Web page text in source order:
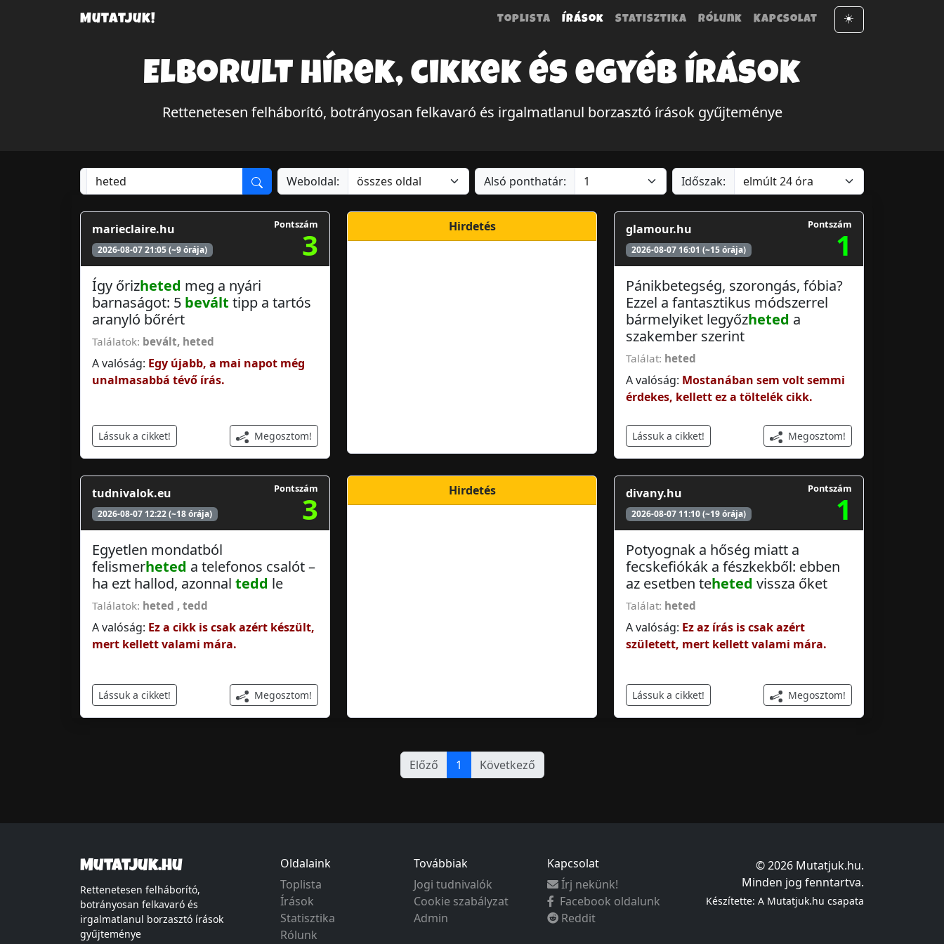
Mutatjuk! Toplista Írások Statisztika Rólunk Kapcsolat ☀️
Elborult hírek, cikkek és egyéb írások
Rettenetesen felháborító, botrányosan felkavaró és irgalmatlanul borzasztó írások gyűjteménye
Weboldal: Alsó ponthatár: Időszak:
marieclaire.hu
2026-08-07 21:05 (~9 órája)
Pontszám
3
Így őrizheted meg a nyári
barnaságot: 5 bevált tipp a tartós
aranyló bőrért
Találatok: bevált, heted
A valóság: Egy újabb, a mai napot még
unalmasabbá tévő írás.
Lássuk a cikket! Megosztom!
Hirdetés glamour.hu
2026-08-07 16:01 (~15 órája)
Pontszám
1
Pánikbetegség, szorongás, fóbia?
Ezzel a fantasztikus módszerrel
bármelyiket legyőzheted a
szakember szerint
Találat: heted
A valóság: Mostanában sem volt semmi
érdekes, kellett ez a töltelék cikk.
Lássuk a cikket! Megosztom!
tudnivalok.eu
2026-08-07 12:22 (~18 órája)
Pontszám
3
Egyetlen mondatból
felismerheted a telefonos csalót –
ha ezt hallod, azonnal tedd le
Találatok: heted , tedd
A valóság: Ez a cikk is csak azért készült,
mert kellett valami mára.
Lássuk a cikket! Megosztom!
Hirdetés divany.hu
2026-08-07 11:10 (~19 órája)
Pontszám
1
Potyognak a hőség miatt a
fecskefiókák a fészkekből: ebben
az esetben teheted vissza őket
Találat: heted
A valóság: Ez az írás is csak azért
született, mert kellett valami mára.
Lássuk a cikket! Megosztom!
Előző 1 Következő
Mutatjuk.hu
Rettenetesen felháborító,
botrányosan felkavaró és
irgalmatlanul borzasztó írások
gyűjteménye
Oldalaink
Toplista
Írások
Statisztika
Rólunk
Továbbiak
Jogi tudnivalók
Cookie szabályzat
Admin
Kapcsolat
Írj nekünk!
Facebook oldalunk
Reddit
© 2026 Mutatjuk.hu.
Minden jog fenntartva.
Készítette: A Mutatjuk.hu csapata